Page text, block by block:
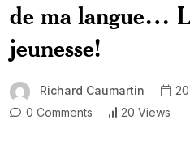
de ma langue…
jeunesse!
Richard Caumartin
0 Comments
20 Views